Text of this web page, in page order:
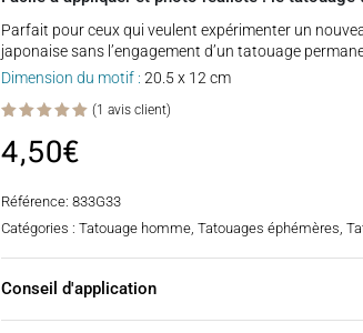
Parfait pour ceux qui veulent expérimenter un
japonaise sans l’engagement d’un tatouage
Dimension du motif : 20.5 x 12 cm
sur 5
basé
client
(1 avis client)
4,50€
Référence: 833G33
Catégories : Tatouage homme, Tatouages éphémères
Conseil d'application